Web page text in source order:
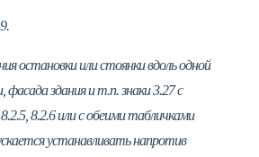
остановки или стоянки вдоль одной
фасада здания и т.п. знаки 3.27 с
8.2.6 или с обеими табличками
устанавливать напротив